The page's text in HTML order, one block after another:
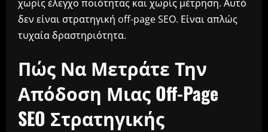
χωρίς έλεγχο ποιότητας και χωρίς μέτρηση. Αυτό
δεν είναι στρατηγική off-page SEO. Είναι απλώς
τυχαία δραστηριότητα.
Πώς Να Μετράτε Την
Απόδοση Μιας Off-Page
SEO Στρατηγικής